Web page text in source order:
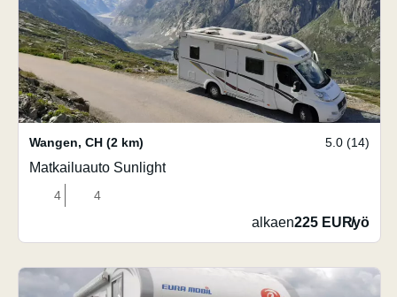
Wangen, CH (2 km) 5.0 (14)
Matkailuauto Sunlight
4 4
alkaen225 EUR/yö